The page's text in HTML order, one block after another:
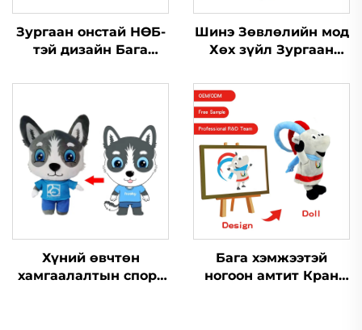
Зургаан онстай НӨБ-
тэй дизайн Бага
Үйлдвэрлэгч Тойм
Зургаан онстай
Шинэ Зөвлөлийн мод
Хөх зүйл Зургаан
Баярлалтай дугуй
Хүний өвчтөн
хамгаалалтын спорт
Бага хэмжээтэй
ногоон амтит Кран